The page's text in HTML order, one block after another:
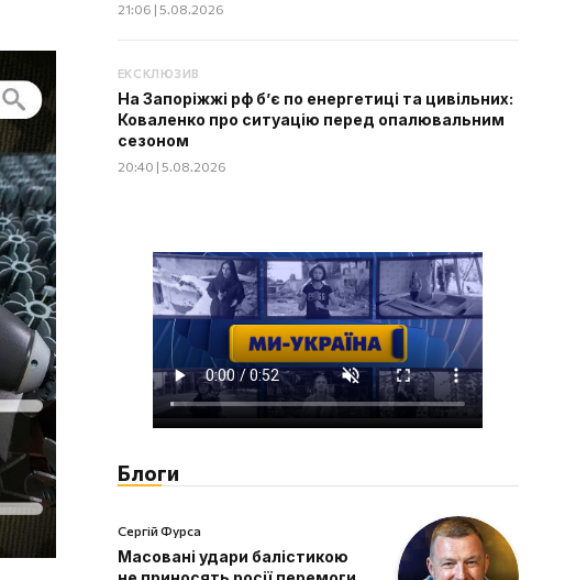
21:06 | 5.08.2026
ЕКСКЛЮЗИВ
На Запоріжжі рф б’є по енергетиці та цивільних:
Коваленко про ситуацію перед опалювальним
сезоном
20:40 | 5.08.2026
Блоги
Сергій Фурса
Масовані удари балістикою